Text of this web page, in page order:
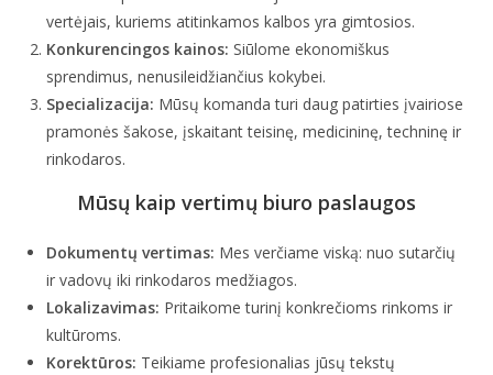
vertėjais, kuriems atitinkamos kalbos yra gimtosios.
Konkurencingos kainos: Siūlome ekonomiškus
sprendimus, nenusileidžiančius kokybei.
Specializacija: Mūsų komanda turi daug patirties įvairiose
pramonės šakose, įskaitant teisinę, medicininę, techninę ir
rinkodaros.
Mūsų kaip vertimų biuro paslaugos
Dokumentų vertimas: Mes verčiame viską: nuo sutarčių
ir vadovų iki rinkodaros medžiagos.
Lokalizavimas: Pritaikome turinį konkrečioms rinkoms ir
kultūroms.
Korektūros: Teikiame profesionalias jūsų tekstų